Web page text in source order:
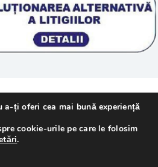
Simile. Toate drepturile
de
a-ți oferi cea mai bună experiență
cookie-urile pe care le folosim
.